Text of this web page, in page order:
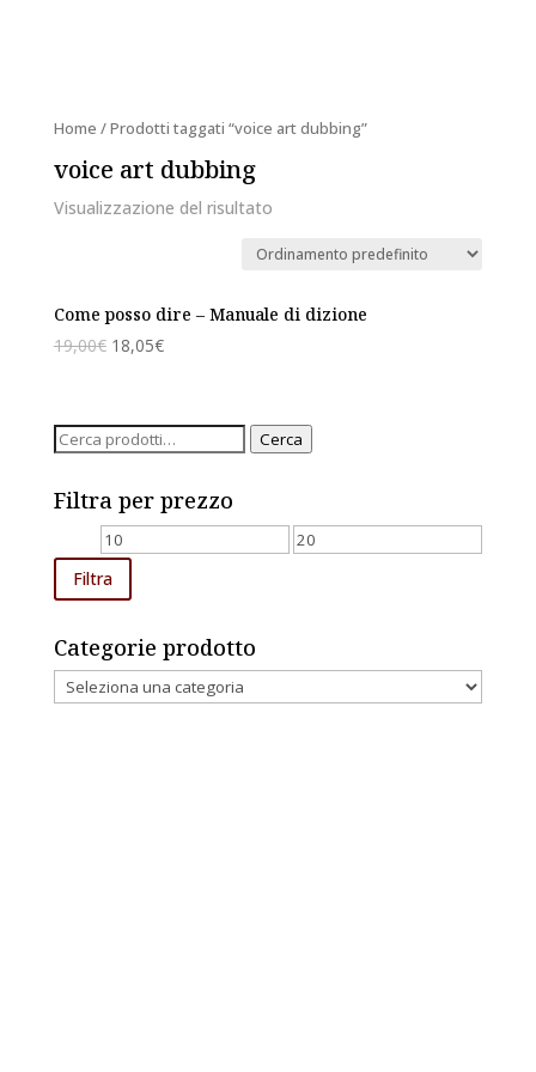
Home / Prodotti taggati “voice art dubbing”
voice art dubbing
Visualizzazione del risultato
Come posso dire – Manuale di dizione
19,00€ 18,05€
Cerca: Cerca
Filtra per prezzo
Prezzo
Min
Prezzo
Filtra
Categorie prodotto